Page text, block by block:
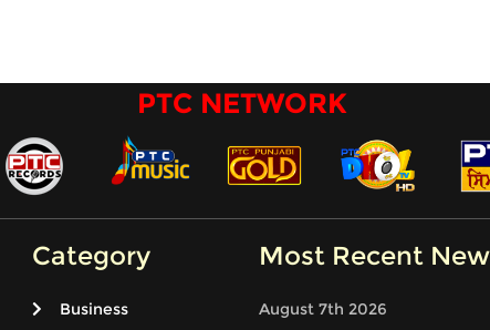
PTC NETWORK
Category
Business
Most Recent
August 7th 2026